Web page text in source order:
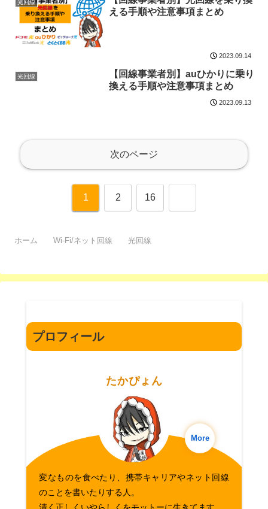
光回線
える手順や注意事項まとめ
2023.09.14
光回線
【回線事業者別】auひかりに乗り
換える手順や注意事項まとめ
2023.09.13
次のページ
1 2 16
ホーム Wi-Fi/ネット回線 光回線
プロフィール
たかぴょん
変なものを食べたり、携帯キャリアやネット回線
のことを書いたりする人。
More